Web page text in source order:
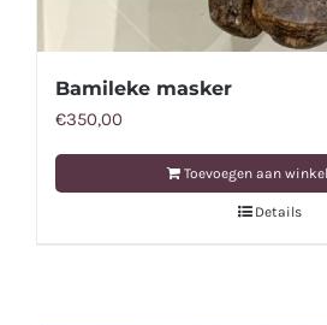
Bamileke masker
€350,00
Toevoegen aan
Details